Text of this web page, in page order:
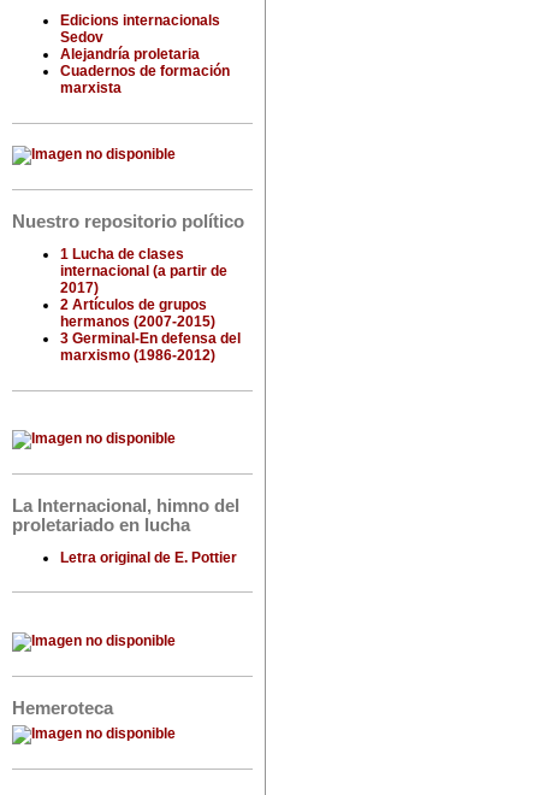
Edicions internacionals
Sedov
Alejandría proletaria
Cuadernos de formación
marxista
Nuestro repositorio político
1 Lucha de clases
internacional (a partir de
2017)
2 Artículos de grupos
hermanos (2007-2015)
3 Germinal-En defensa del
marxismo (1986-2012)
La Internacional, himno del
proletariado en lucha
Letra original de E. Pottier
Hemeroteca